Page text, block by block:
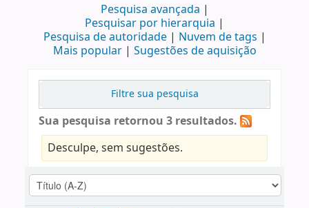
Pesquisa avançada
Pesquisar por hierarquia
Pesquisa de autoridade
Nuvem de tags
Mais popular
Sugestões de aquisição
Filtre sua pesquisa
Sua pesquisa retornou 3 resultados.
Desculpe, sem sugestões.